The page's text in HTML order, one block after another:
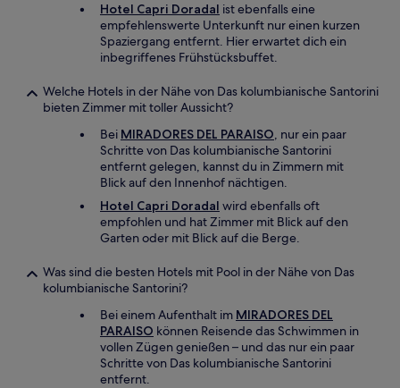
Hotel Capri Doradal ist ebenfalls eine
empfehlenswerte Unterkunft nur einen kurzen
Spaziergang entfernt. Hier erwartet dich ein
inbegriffenes Frühstücksbuffet.
Welche Hotels in der Nähe von Das kolumbianische Santorini
bieten Zimmer mit toller Aussicht?
Bei MIRADORES DEL PARAISO, nur ein paar
Schritte von Das kolumbianische Santorini
entfernt gelegen, kannst du in Zimmern mit
Blick auf den Innenhof nächtigen.
Hotel Capri Doradal wird ebenfalls oft
empfohlen und hat Zimmer mit Blick auf den
Garten oder mit Blick auf die Berge.
Was sind die besten Hotels mit Pool in der Nähe von Das
kolumbianische Santorini?
Bei einem Aufenthalt im MIRADORES DEL
PARAISO können Reisende das Schwimmen in
vollen Zügen genießen – und das nur ein paar
Schritte von Das kolumbianische Santorini
entfernt.